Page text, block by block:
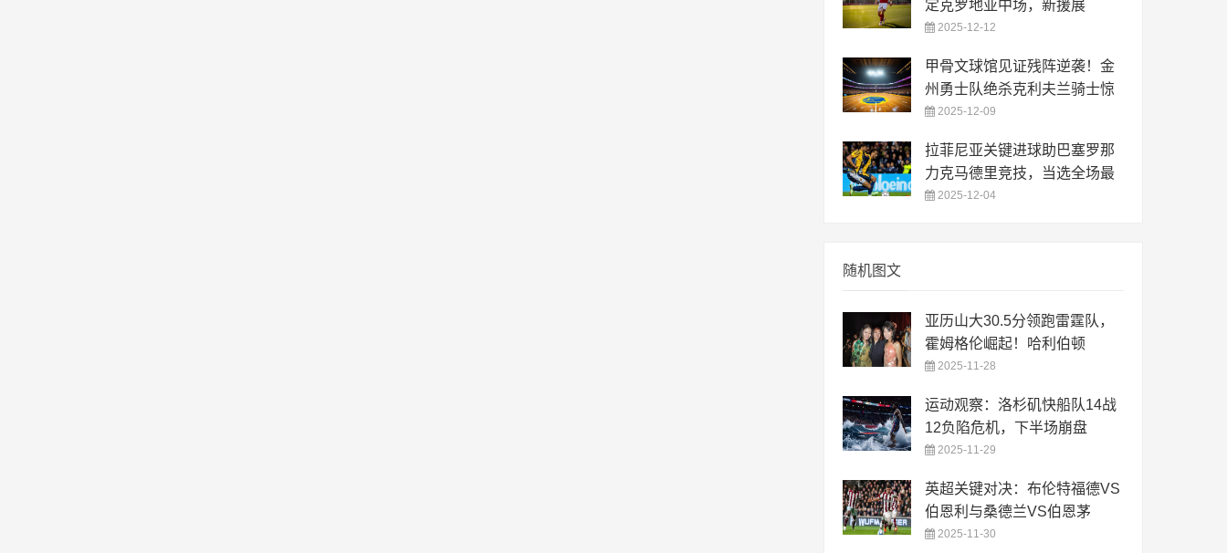
定克罗地亚中场，新援展
2025-12-12
甲骨文球馆见证残阵逆袭！金
州勇士队绝杀克利夫兰骑士惊
2025-12-09
拉菲尼亚关键进球助巴塞罗那
力克马德里竞技，当选全场最
2025-12-04
随机图文
亚历山大30.5分领跑雷霆队，
霍姆格伦崛起！哈利伯顿
2025-11-28
运动观察：洛杉矶快船队14战
12负陷危机，下半场崩盘
2025-11-29
英超关键对决：布伦特福德VS
伯恩利与桑德兰VS伯恩茅
2025-11-30